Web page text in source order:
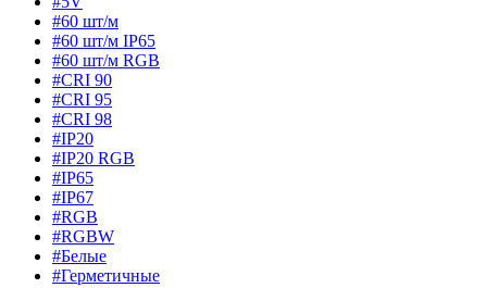
#60 шт/м
#60 шт/м IP65
#60 шт/м RGB
#CRI 90
#CRI 95
#CRI 98
#IP20
#IP20 RGB
#IP65
#IP67
#RGB
#RGBW
#Белые
#Герметичные